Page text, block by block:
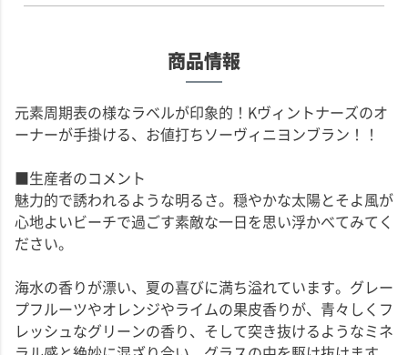
商品情報
元素周期表の様なラベルが印象的！Kヴィントナーズのオ
ーナーが手掛ける、お値打ちソーヴィニヨンブラン！！
■生産者のコメント
魅力的で誘われるような明るさ。穏やかな太陽とそよ風が
心地よいビーチで過ごす素敵な一日を思い浮かべてみてく
ださい。
海水の香りが漂い、夏の喜びに満ち溢れています。グレー
プフルーツやオレンジやライムの果皮香りが、青々しくフ
レッシュなグリーンの香り、そして突き抜けるようなミネ